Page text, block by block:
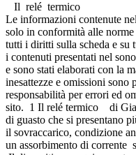
Il relé termico
Le informazioni contenute
solo in conformità alle
tutti i diritti sulla scheda e su
i contenuti presentati nel
e sono stati elaborati con la
inesattezze e omissioni
responsabilità per errori ed
sito. 1 Il relé termico di
di guasto che si presentano
il sovraccarico, condizione
un assorbimento di corrente